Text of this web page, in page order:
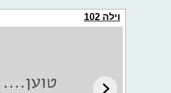
וילה 102